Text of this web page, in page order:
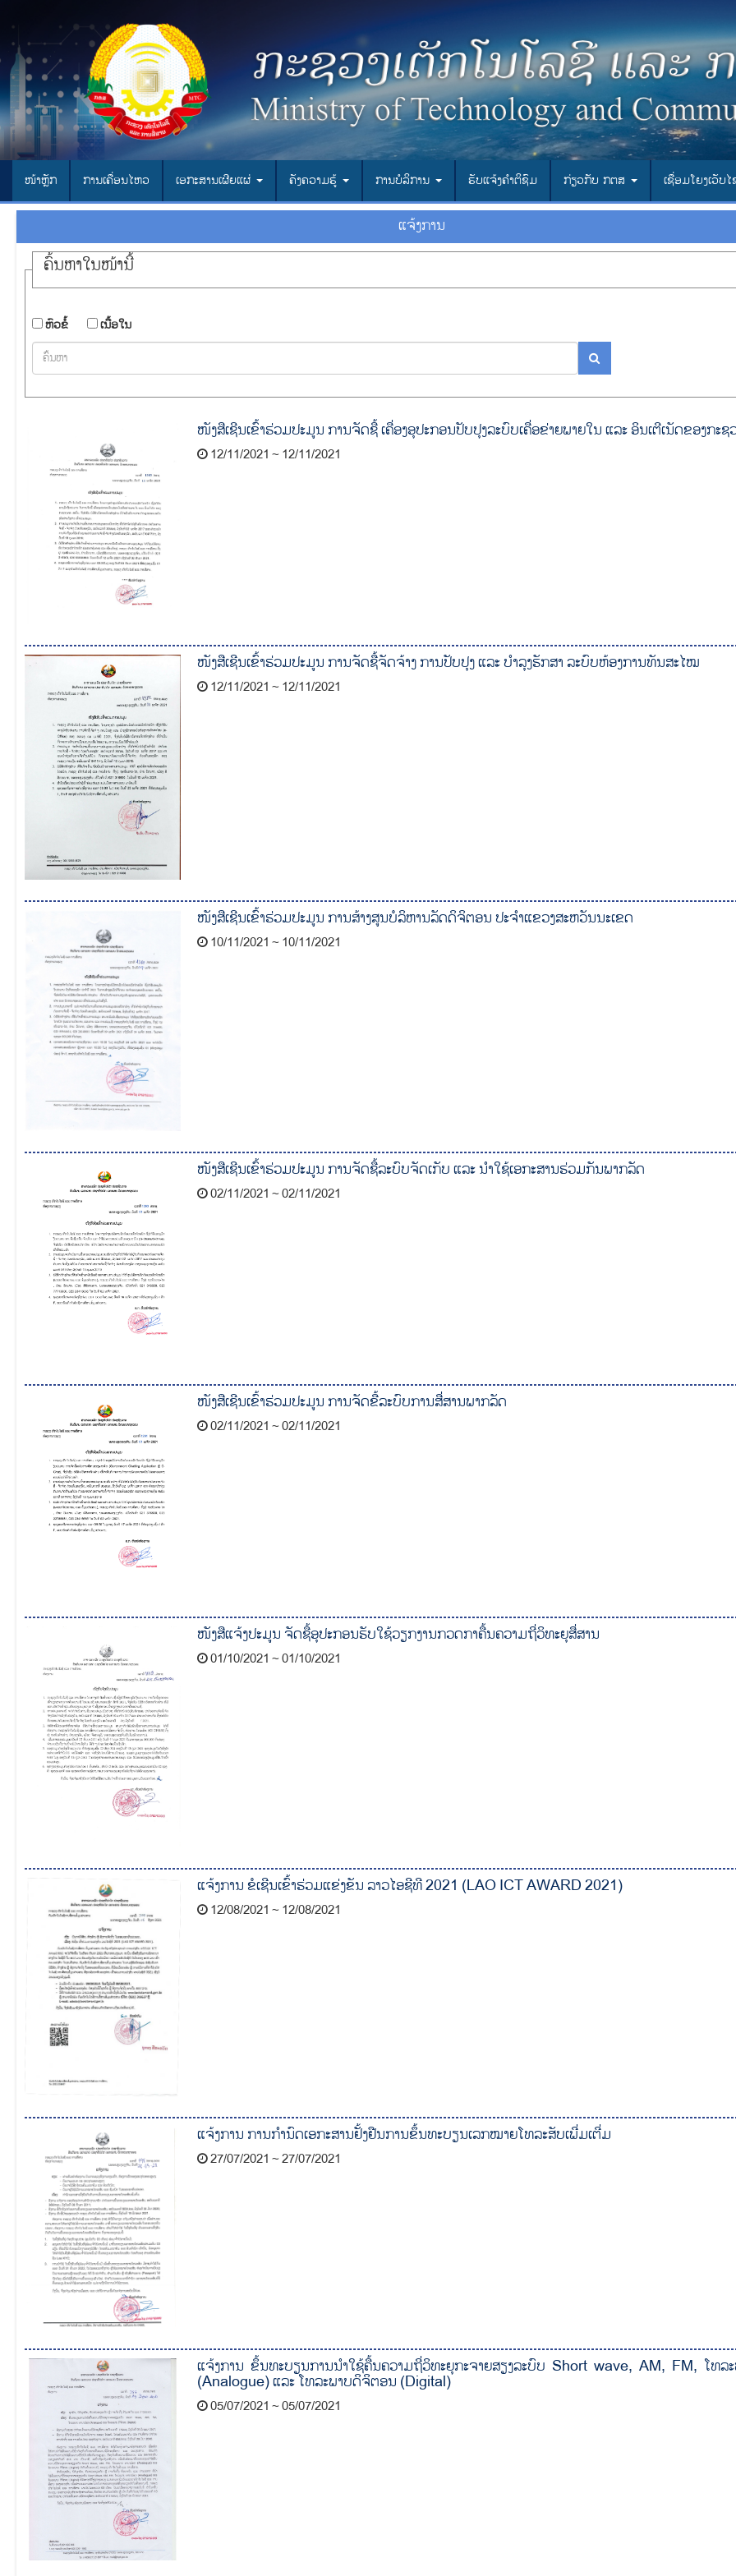
ໜ້າຫຼັກ ການເຄື່ອນໄຫວ ເອ​ກະ​ສານ​ເຜີຍ​ແຜ່ ຄັງຄວາມຮູ້ ການບໍລິການ ຮັບແຈ້ງຄຳຕິຊົມ ກ່ຽວກັບ ກຕສ ເຊື່ອມ​ໂຍງ​ເວັບ​
ແຈ້ງ​ການ
ຄົ້ນ​ຫາ​ໃນ​ໜ້ານີ້
​ຫົວ​ຂໍ້ ​ເນື້ອ​ໃນ
ໜັງສືເຊີນເຂົ້າຮ່ວມປະມູນ ການຈັດຊື້ ເຄື່ອງອຸປະກອນປັບປຸງລະບົບເຄື່ອຂ່າຍພາຍໃນ ແລະ ອິນເຕີເນັດຂອງກະຊ
12/11/2021 ~ 12/11/2021
ໜັງສືເຊີນເຂົ້າຮ່ວມປະມູນ ການຈັດຊື້ຈັດຈ້າງ ການປັບປຸງ ແລະ ບໍາລຸງຮັກສາ ລະບົບຫ້ອງການທັນສະໄໝ
12/11/2021 ~ 12/11/2021
ໜັງສືເຊີນເຂົ້າຮ່ວມປະມູນ ການສ້າງສູນບໍລິຫານລັດດິຈິຕອນ ປະຈໍາແຂວງສະຫວັນນະເຂດ
10/11/2021 ~ 10/11/2021
ໜັງສືເຊີນເຂົ້າຮ່ວມປະມູນ ການຈັດຊື້ລະບົບຈັດເກັບ ແລະ ນໍາໃຊ້ເອກະສານຮ່ວມກັນພາກລັດ
02/11/2021 ~ 02/11/2021
ໜັງສືເຊີນເຂົ້າຮ່ວມປະມູນ ການຈັດຂື້ລະບົບການສື່ສານພາກລັດ
02/11/2021 ~ 02/11/2021
ໜັງສືແຈ້ງປະມູນ ຈັດຊື້ອຸປະກອນຮັບໃຊ້ວຽກງານກວດກາຄື້ນຄວາມຖີ່ວິທະຍຸສື່ສານ
01/10/2021 ~ 01/10/2021
ແຈ້ງການ ຂໍເຊີນເຂົ້າຮ່ວມແຂ່ງຂັນ ລາວໄອຊີທີ 2021 (LAO ICT AWARD 2021)
12/08/2021 ~ 12/08/2021
ແຈ້ງການ ການກໍານົດເອກະສານຢັ້ງຢືນການຂຶ້ນທະບຽນເລກໝາຍໂທລະສັບເພີ່ມເຕີ່ມ
27/07/2021 ~ 27/07/2021
ແຈ້ງການ ຂຶ້ນທະບຽນການນໍາໃຊ້ຄື້ນຄວາມຖີ່ວິທະຍຸກະຈາຍສຽງລະບົບ Short wave, AM, FM, ໂທລ
(Analogue) ແລະ ໂທລະພາບດິຈິຕອນ (Digital)
05/07/2021 ~ 05/07/2021